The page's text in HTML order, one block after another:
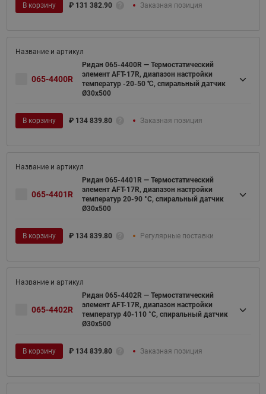
В корзину ₽ 131 382.90 Заказная позиция
065-4400R
Ридан 065-4400R — Термостатический
элемент AFT-17R, диапазон настройки
температур -20-50 ℃, спиральный датчик
Ø30x500
В корзину ₽ 134 839.80 Заказная позиция
065-4401R
Ридан 065-4401R — Термостатический
элемент AFT-17R, диапазон настройки
температур 20-90 °C, спиральный датчик
Ø30x500
В корзину ₽ 134 839.80 Регулярные поставки
065-4402R
Ридан 065-4402R — Термостатический
элемент AFT-17R, диапазон настройки
температур 40-110 °C, спиральный датчик
Ø30x500
В корзину ₽ 134 839.80 Заказная позиция